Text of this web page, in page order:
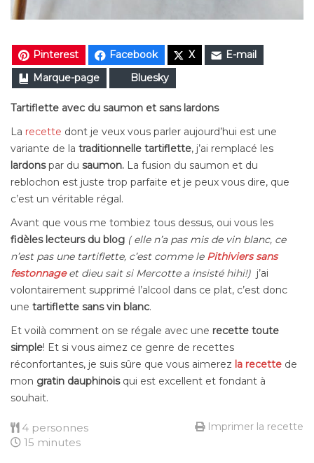
Pinterest Facebook X
E-mail
Marque-page
Bluesky
Tartiflette avec du saumon et sans lardons
La recette dont je veux vous parler aujourd’hui est une
variante de la traditionnelle tartiflette, j’ai remplacé les
lardonspar du saumon. La fusion du saumon et du
reblochon est juste trop parfaite et je peux vous dire, que
c’est un véritable régal.
Avant que vous me tombiez tous dessus, oui vous les
fidèles lecteurs du blog ( elle n’a pas mis de vin blanc, ce
n’est pas une tartiflette, c’est comme le Pithiviers sans
festonnageet dieu sait si Mercotte a insisté hihi!) j’ai
volontairement supprimé l’alcool dans ce plat, c’est donc
une tartiflette sans vin blanc.
Et voilà comment on se régale avec une recette toute
simple! Et si vous aimez ce genre de recettes
réconfortantes, je suis sûre que vous aimerez la recette de
mon gratin dauphinoisqui est excellent et fondant à
souhait.
4 personnes
15 minutes
Imprimer la recette